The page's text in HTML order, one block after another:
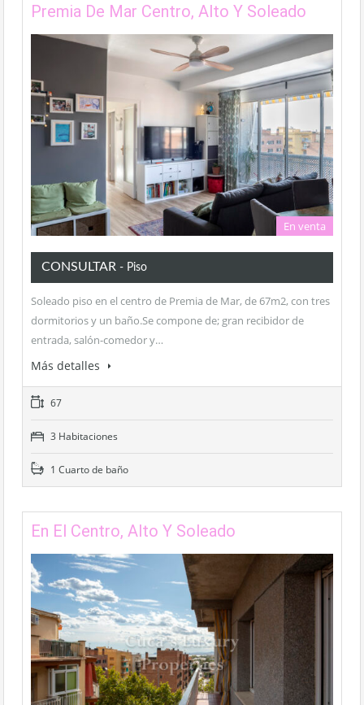
Premia De Mar Centro, Alto Y Soleado
En venta
CONSULTAR - Piso
Soleado piso en el centro de Premia de Mar, de 67m2, con tres
dormitorios y un baño.Se compone de; gran recibidor de
entrada, salón-comedor y…
Más detalles
67
3 Habitaciones
1 Cuarto de baño
En El Centro, Alto Y Soleado